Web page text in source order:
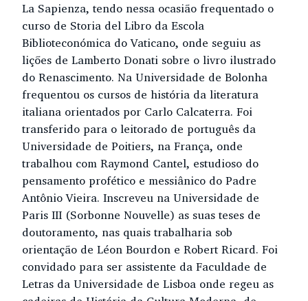
La Sapienza, tendo nessa ocasião frequentado o
curso de Storia del Libro da Escola
Biblioteconómica do Vaticano, onde seguiu as
lições de Lamberto Donati sobre o livro ilustrado
do Renascimento. Na Universidade de Bolonha
frequentou os cursos de história da literatura
italiana orientados por Carlo Calcaterra. Foi
transferido para o leitorado de português da
Universidade de Poitiers, na França, onde
trabalhou com Raymond Cantel, estudioso do
pensamento profético e messiânico do Padre
Antônio Vieira. Inscreveu na Universidade de
Paris III (Sorbonne Nouvelle) as suas teses de
doutoramento, nas quais trabalharia sob
orientação de Léon Bourdon e Robert Ricard. Foi
convidado para ser assistente da Faculdade de
Letras da Universidade de Lisboa onde regeu as